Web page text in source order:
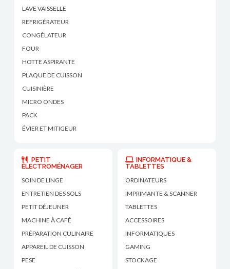
LAVE VAISSELLE
REFRIGÉRATEUR
CONGÉLATEUR
FOUR
HOTTE ASPIRANTE
PLAQUE DE CUISSON
CUISINIÈRE
MICRO ONDES
PACK
ÉVIER ET MITIGEUR
PETIT
ÉLECTROMÉNAGER
SOIN DE LINGE
ENTRETIEN DES SOLS
PETIT DÉJEUNER
MACHINE À CAFÉ
PRÉPARATION CULINAIRE
APPAREIL DE CUISSON
PESE
INFORMATIQUE &
TABLETTES
ORDINATEURS
IMPRIMANTE & SCANNER
TABLETTES
ACCESSOIRES
INFORMATIQUES
GAMING
STOCKAGE